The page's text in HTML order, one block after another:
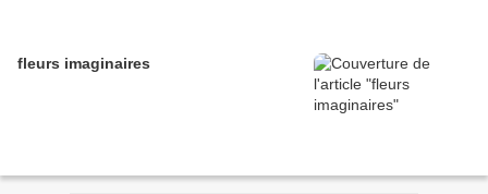
fleurs imaginaires